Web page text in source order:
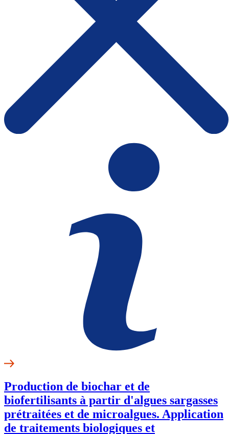
Production de biochar et de
biofertilisants à partir d'algues sargasses
prétraitées et de microalgues. Application
de traitements biologiques et